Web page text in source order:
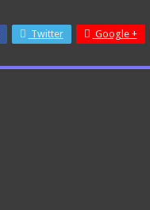
Twitter Google +